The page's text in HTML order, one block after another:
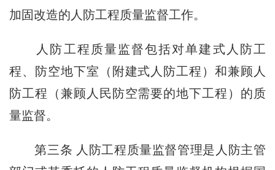
加固改造的人防工程质量监督工作。
人防工程质量监督包括对单建式人防工
程、防空地下室（附建式人防工程）和兼顾人
防工程（兼顾人民防空需要的地下工程）的质
量监督。
第三条 人防工程质量监督管理是人防主管